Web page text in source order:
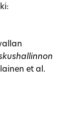
et al.